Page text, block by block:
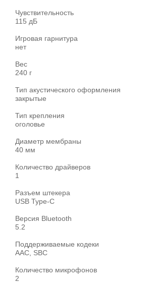
Чувствительность
115 дБ
Игровая гарнитура
нет
Вес
240 г
Тип акустического оформления
закрытые
Тип крепления
оголовье
Диаметр мембраны
40 мм
Количество драйверов
1
Разъем штекера
USB Type-C
Версия Bluetooth
5.2
Поддерживаемые кодеки
AAC, SBC
Количество микрофонов
2